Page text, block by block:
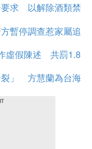
要求 以解除酒類禁
暫停調查惹家屬追
虛假陳述 共罰1.8
裂」 方慧蘭為台海